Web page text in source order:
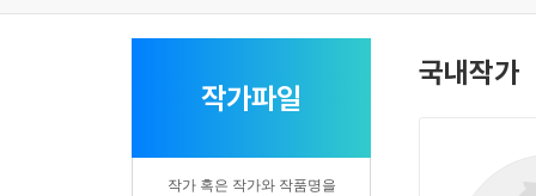
작가파일
작가 혹은 작가와 작품명을
국내작가